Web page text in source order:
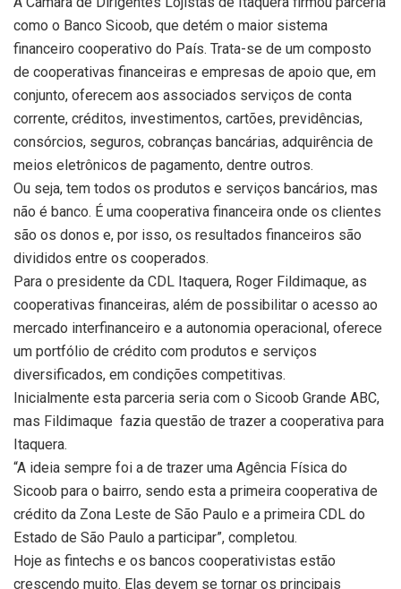
como o Banco Sicoob, que detém o maior sistema
financeiro cooperativo do País. Trata-se de um composto
de cooperativas financeiras e empresas de apoio que, em
conjunto, oferecem aos associados serviços de conta
corrente, créditos, investimentos, cartões, previdências,
consórcios, seguros, cobranças bancárias, adquirência de
meios eletrônicos de pagamento, dentre outros.
Ou seja, tem todos os produtos e serviços bancários, mas
não é banco. É uma cooperativa financeira onde os clientes
são os donos e, por isso, os resultados financeiros são
divididos entre os cooperados.
Para o presidente da CDL Itaquera, Roger Fildimaque, as
cooperativas financeiras, além de possibilitar o acesso ao
mercado interfinanceiro e a autonomia operacional, oferece
um portfólio de crédito com produtos e serviços
diversificados, em condições competitivas.
Inicialmente esta parceria seria com o Sicoob Grande ABC,
mas Fildimaque fazia questão de trazer a cooperativa para
Itaquera.
“A ideia sempre foi a de trazer uma Agência Física do
Sicoob para o bairro, sendo esta a primeira cooperativa de
crédito da Zona Leste de São Paulo e a primeira CDL do
Estado de São Paulo a participar”, completou.
Hoje as fintechs e os bancos cooperativistas estão
crescendo muito. Elas devem se tornar os principais